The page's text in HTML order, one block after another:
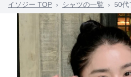
イソジー TOP › シャツの一覧 › 50代